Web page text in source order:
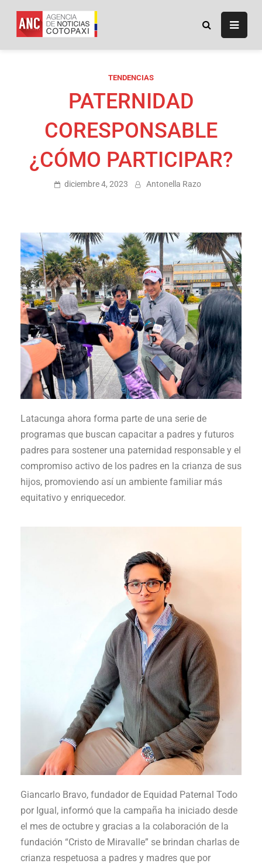
Agencia de Noticias
TENDENCIAS
PATERNIDAD
CORESPONSABLE
¿CÓMO PARTICIPAR?
diciembre 4, 2023 Antonella Razo
Latacunga ahora forma parte de una serie de
programas que buscan capacitar a padres y futuros
padres para sostener una paternidad responsable y el
compromiso activo de los padres en la crianza de sus
hijos, promoviendo así un ambiente familiar más
equitativo y enriquecedor.
Giancarlo Bravo, fundador de Equidad Paternal Todo
por Igual, informó que la campaña ha iniciado desde
el mes de octubre y gracias a la colaboración de la
fundación “Cristo de Miravalle” se brindan charlas de
crianza respetuosa a padres y madres que por